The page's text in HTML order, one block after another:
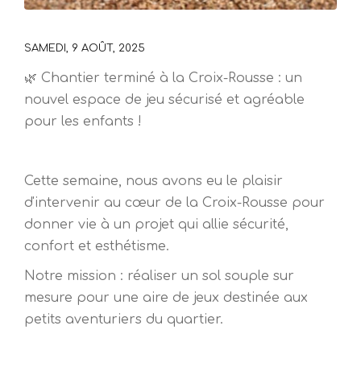
SAMEDI, 9 AOÛT, 2025
🌿 Chantier terminé à la Croix-Rousse : un
nouvel espace de jeu sécurisé et agréable
pour les enfants !
Cette semaine, nous avons eu le plaisir
d'intervenir au cœur de la Croix-Rousse pour
donner vie à un projet qui allie sécurité,
confort et esthétisme.
Notre mission : réaliser un sol souple sur
mesure pour une aire de jeux destinée aux
petits aventuriers du quartier.